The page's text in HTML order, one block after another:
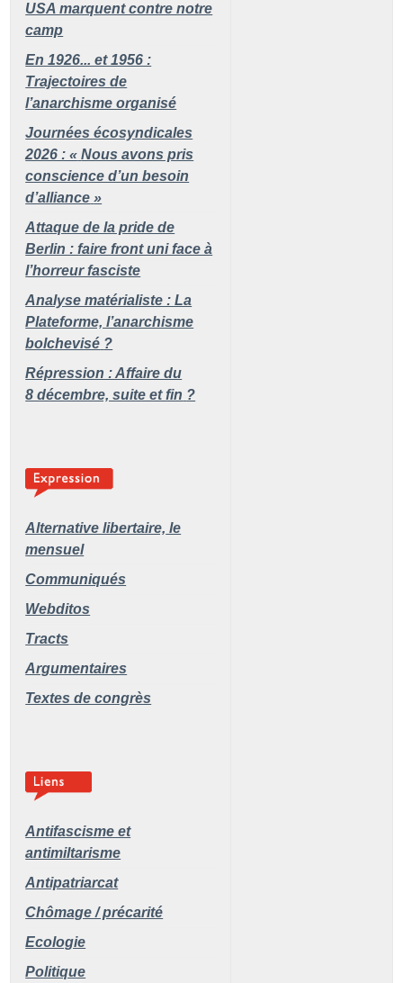
USA marquent contre notre
camp
En 1926... et 1956 :
Trajectoires de
l’anarchisme organisé
Journées écosyndicales
2026 : « Nous avons pris
conscience d’un besoin
d’alliance »
Attaque de la pride de
Berlin : faire front uni face à
l’horreur fasciste
Analyse matérialiste : La
Plateforme, l’anarchisme
bolchevisé ?
Répression : Affaire du
8 décembre, suite et fin ?
Alternative libertaire, le
mensuel
Communiqués
Webditos
Tracts
Argumentaires
Textes de congrès
Antifascisme et
antimiltarisme
Antipatriarcat
Chômage / précarité
Ecologie
Politique